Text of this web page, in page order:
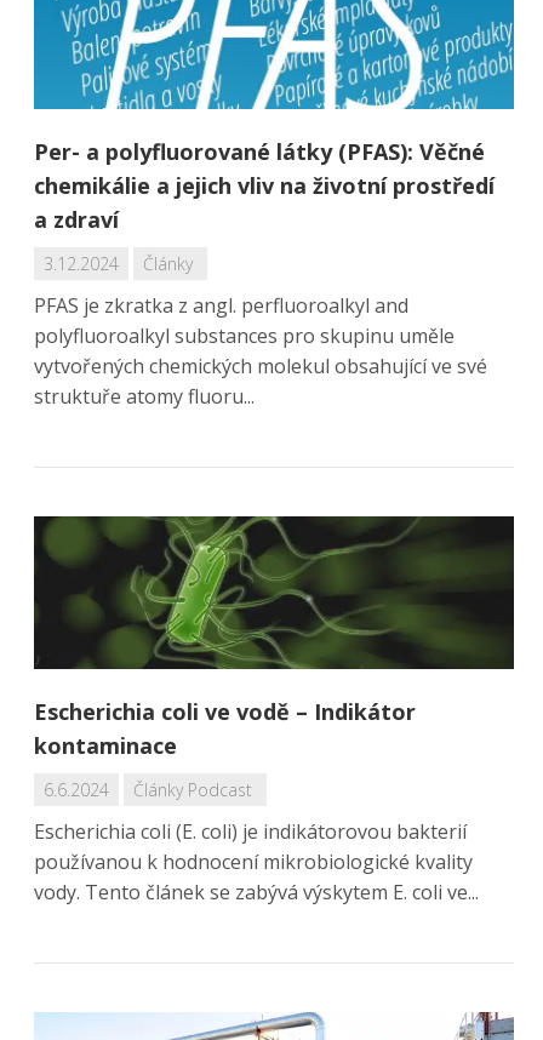
Per- a polyfluorované látky (PFAS): Věčné
chemikálie a jejich vliv na životní prostředí
a zdraví
3.12.2024 Články
PFAS je zkratka z angl. perfluoroalkyl and
polyfluoroalkyl substances pro skupinu uměle
vytvořených chemických molekul obsahující ve své
struktuře atomy fluoru...
Escherichia coli ve vodě – Indikátor
kontaminace
6.6.2024 Články Podcast
Escherichia coli (E. coli) je indikátorovou bakterií
používanou k hodnocení mikrobiologické kvality
vody. Tento článek se zabývá výskytem E. coli ve...